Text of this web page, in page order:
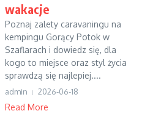
wakacje
Poznaj zalety caravaningu na
kempingu Gorący Potok w
Szaflarach i dowiedz się, dla
kogo to miejsce oraz styl życia
sprawdzą się najlepiej....
admin 2026-06-18
Read More